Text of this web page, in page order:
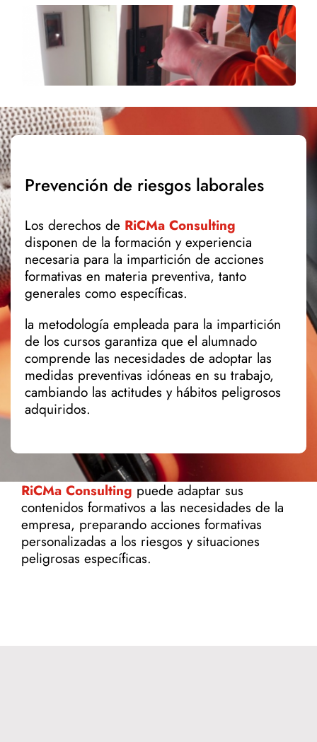
Prevención de riesgos laborales
Los derechos de RiCMa Consulting
disponen de la formación y experiencia
necesaria para la impartición de acciones
formativas en materia preventiva, tanto
generales como específicas.
la metodología empleada para la impartición
de los cursos garantiza que el alumnado
comprende las necesidades de adoptar las
medidas preventivas idóneas en su trabajo,
cambiando las actitudes y hábitos peligrosos
adquiridos.
RiCMa Consulting puede adaptar sus
contenidos formativos a las necesidades de la
empresa, preparando acciones formativas
personalizadas a los riesgos y situaciones
peligrosas específicas.